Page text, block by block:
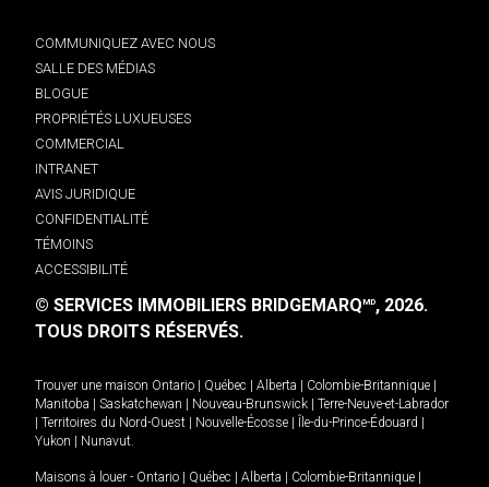
COMMUNIQUEZ AVEC NOUS
SALLE DES MÉDIAS
BLOGUE
PROPRIÉTÉS LUXUEUSES
COMMERCIAL
INTRANET
AVIS JURIDIQUE
CONFIDENTIALITÉ
TÉMOINS
ACCESSIBILITÉ
© SERVICES IMMOBILIERS BRIDGEMARQMD, 2026.
TOUS DROITS RÉSERVÉS.
Trouver une maison Ontario Québec Alberta Colombie-Britannique
Manitoba
Saskatchewan Nouveau-Brunswick
Terre-Neuve-et-Labrador
Territoires du Nord-Ouest Nouvelle-Écosse Île-du-Prince-Édouard
Yukon
Nunavut.
Maisons à louer - Ontario Québec Alberta Colombie-Britannique